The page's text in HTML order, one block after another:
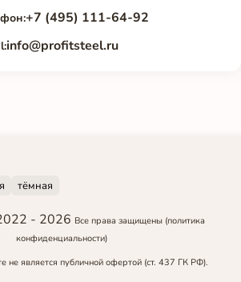
+7 (495) 111-64-92
info@profitsteel.ru
тёмная
- 2026 Все права защищены (политика
конфиденциальности)
не является публичной офертой (ст. 437 ГК РФ).